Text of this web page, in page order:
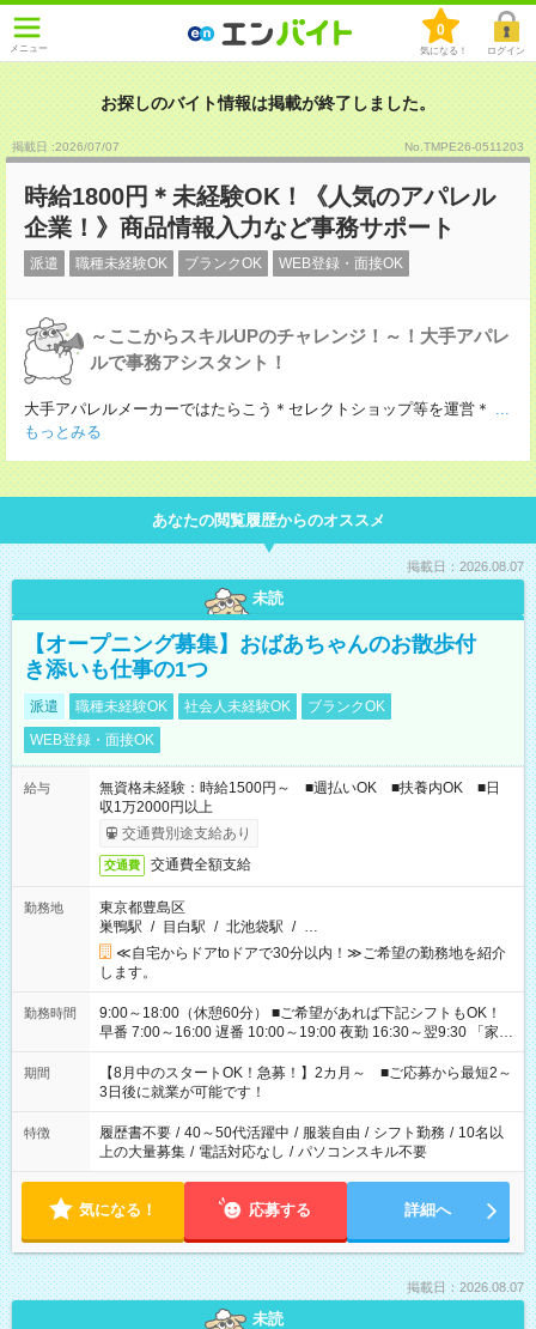
メニュー
0
気になる！ ログイン
お探しのバイト情報は掲載が終了しました。
掲載日 :2026/07/07 No.TMPE26-0511203
時給1800円＊未経験OK！《人気のアパレル
企業！》商品情報入力など事務サポート
派遣 職種未経験OK ブランクOK WEB登録・面接OK
～ここからスキルUPのチャレンジ！～！大手アパレ
ルで事務アシスタント！
大手アパレルメーカーではたらこう＊セレクトショップ等を運営＊ ...
もっとみる
あなたの閲覧履歴からのオススメ
掲載日：2026.08.07
未読
【オープニング募集】おばあちゃんのお散歩付
き添いも仕事の1つ
派遣 職種未経験OK 社会人未経験OK
ブランクOK
WEB登録・面接OK
給与
無資格未経験：時給1500円～ ■週払いOK ■扶養内OK ■日
収1万2000円以上
交通費別途支給あり
交通費 交通費全額支給
勤務地
東京都豊島区
巣鴨駅 / 目白駅 / 北池袋駅 / …
≪自宅からドアtoドアで30分以内！≫ご希望の勤務地を紹介
します。
勤務時間
9:00～18:00（休憩60分） ■ご希望があれば下記シフトもOK！
早番 7:00～16:00 遅番 10:00～19:00 夜勤 16:30～翌9:30 「家族
と休みを合わせたい」 「余裕を持って夕飯の準備がしたい」
「できれば残業はしたくない」 など、ご希望を教えてください
ね。 ※Wワーク希望の方へ 今ご覧のお仕事で希望する勤務時間
と、もう1つのお仕事の勤務時間。 合計で週40時間を超える場
合は応募できません。
期間
【8月中のスタートOK！急募！】2カ月～ ■ご応募から最短2～
3日後に就業が可能です！
特徴 履歴書不要 / 40～50代活躍中 / 服装自由 / シフト勤務 / 10名以
上の大量募集 / 電話対応なし / パソコンスキル不要
気になる！ 応募する 詳細へ
掲載日：2026.08.07
未読